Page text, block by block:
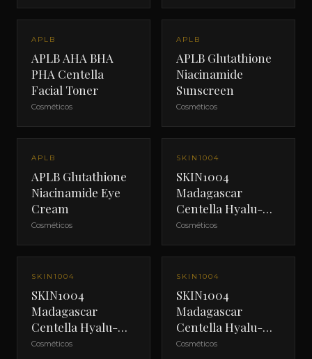
APLB
APLB AHA BHA
PHA Centella
Facial Toner
Cosméticos
APLB
APLB Glutathione
Niacinamide
Sunscreen
Cosméticos
APLB
APLB Glutathione
Niacinamide Eye
Cream
Cosméticos
SKIN1004
SKIN1004
Madagascar
Centella Hyalu-
Cica Brightening
Cosméticos
SKIN1004
SKIN1004
Madagascar
Centella Hyalu-
Cica Water-Fit Sun
Cosméticos
SKIN1004
SKIN1004
Madagascar
Centella Hyalu-
Cica First Ampoule
Cosméticos